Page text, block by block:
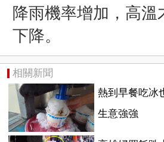
降雨機率增加，高溫
下降。
相關新聞
熱到早餐吃冰
生意強強